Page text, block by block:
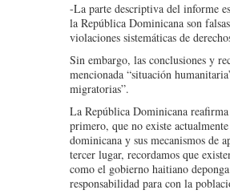
-La parte descriptiva del informe
la República Dominicana son
violaciones sistemáticas de
Sin embargo, las conclusiones y
mencionada “situación
migratorias”.
La República Dominicana
primero, que no existe
dominicana y sus mecanismos de
tercer lugar, recordamos que
como el gobierno haitiano
responsabilidad para con la